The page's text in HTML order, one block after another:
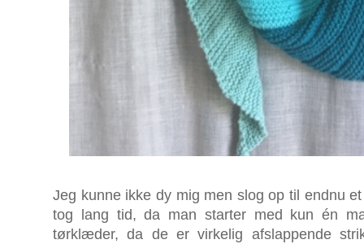
Jeg kunne ikke dy mig men slog op til endnu
tog lang tid, da man starter med kun én
tørklæder, da de er virkelig afslappende